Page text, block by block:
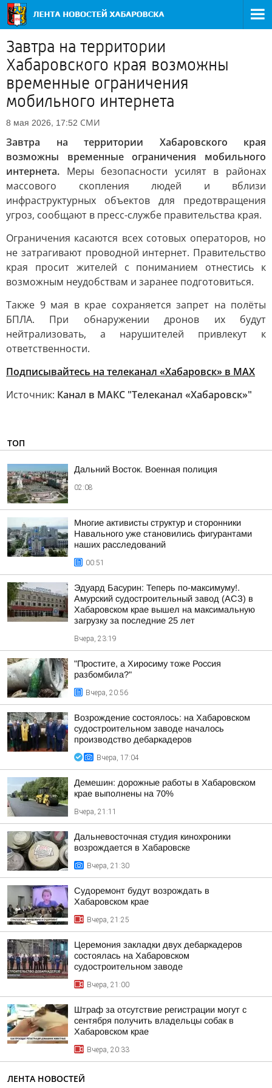
Завтра на территории
Хабаровского края возможны
временные ограничения
мобильного интернета
8 мая 2026, 17:52 СМИ
Завтра на территории Хабаровского края
возможны временные ограничения мобильного
интернета. Меры безопасности усилят в районах
массового скопления людей и вблизи
инфраструктурных объектов для предотвращения
угроз, сообщают в пресс-службе правительства края.
Ограничения касаются всех сотовых операторов, но
не затрагивают проводной интернет. Правительство
края просит жителей с пониманием отнестись к
возможным неудобствам и заранее подготовиться.
Также 9 мая в крае сохраняется запрет на полёты
БПЛА. При обнаружении дронов их будут
нейтрализовать, а нарушителей привлекут к
ответственности.
Подписывайтесь на телеканал «Хабаровск» в MAX
Источник: Канал в МАКС "Телеканал «Хабаровск»"
ТОП
Дальний Восток. Военная полиция
02:08
Многие активисты структур и сторонники
Навального уже становились фигурантами
наших расследований
00:51
Эдуард Басурин: Теперь по-максимуму!.
Амурский судостроительный завод (АСЗ) в
Хабаровском крае вышел на максимальную
загрузку за последние 25 лет
Вчера, 23:19
"Простите, а Хиросиму тоже Россия
разбомбила?"
Вчера, 20:56
Возрождение состоялось: на Хабаровском
судостроительном заводе началось
производство дебаркадеров
Вчера, 17:04
Демешин: дорожные работы в Хабаровском
крае выполнены на 70%
Вчера, 21:11
Дальневосточная студия кинохроники
возрождается в Хабаровске
Вчера, 21:30
Судоремонт будут возрождать в
Хабаровском крае
Вчера, 21:25
Церемония закладки двух дебаркадеров
состоялась на Хабаровском
судостроительном заводе
Вчера, 21:00
Штраф за отсутствие регистрации могут с
сентября получить владельцы собак в
Хабаровском крае
Вчера, 20:33
ЛЕНТА НОВОСТЕЙ